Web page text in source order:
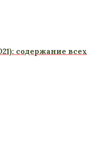
содержание всех